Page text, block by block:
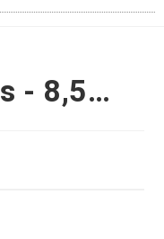
- 8,5…